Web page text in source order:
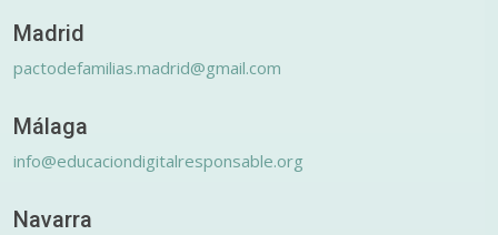
Madrid
pactodefamilias.madrid@gmail.com
Málaga
info@educaciondigitalresponsable.org
Navarra